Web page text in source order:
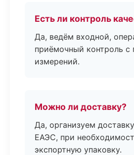
Есть ли контроль
Да, ведём входной,
приёмочный контроль с
измерений.
Можно ли доставку?
Да, организуем
ЕАЭС, при
экспортную упаковку.